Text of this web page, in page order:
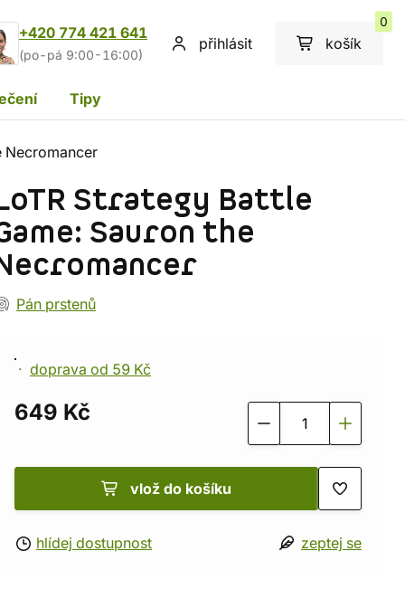
+420 774 421 641
(po-pá 9:00-16:00)
přihlásit košík
0
Tipy
Necromancer
Strategy Battle
Sauron the
Pán prstenů
doprava od 59 Kč
649 Kč
vlož do košíku
hlídej dostupnost zeptej se